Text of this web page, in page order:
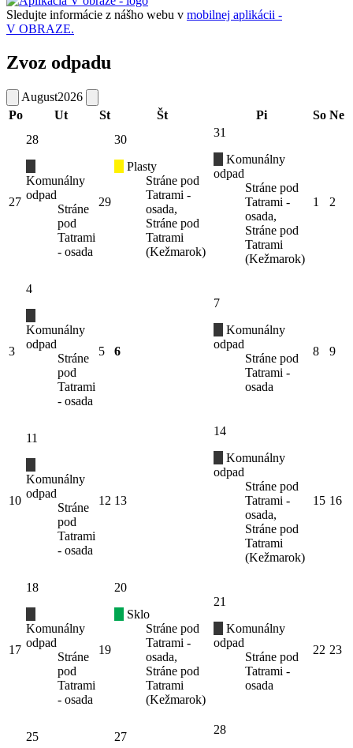
Sledujte informácie z nášho webu v mobilnej aplikácii -
V OBRAZE.
Zvoz odpadu
August2026
Po
Ut St Št Pi So Ne
27
28
Komunálny
odpad
Stráne
pod
Tatrami
- osada
29
30
Plasty
Stráne pod
Tatrami -
osada,
Stráne pod
Tatrami
(Kežmarok)
31
Komunálny
odpad
Stráne pod
Tatrami -
osada,
Stráne pod
Tatrami
(Kežmarok)
1 2
3
4
Komunálny
odpad
Stráne
pod
Tatrami
- osada
5 6
7
Komunálny
odpad
Stráne pod
Tatrami -
osada
8 9
10
11
Komunálny
odpad
Stráne
pod
Tatrami
- osada
12 13
14
Komunálny
odpad
Stráne pod
Tatrami -
osada,
Stráne pod
Tatrami
(Kežmarok)
15 16
17
18
Komunálny
odpad
Stráne
pod
Tatrami
- osada
19
20
Sklo
Stráne pod
Tatrami -
osada,
Stráne pod
Tatrami
(Kežmarok)
21
Komunálny
odpad
Stráne pod
Tatrami -
osada
22 23
25
27
28